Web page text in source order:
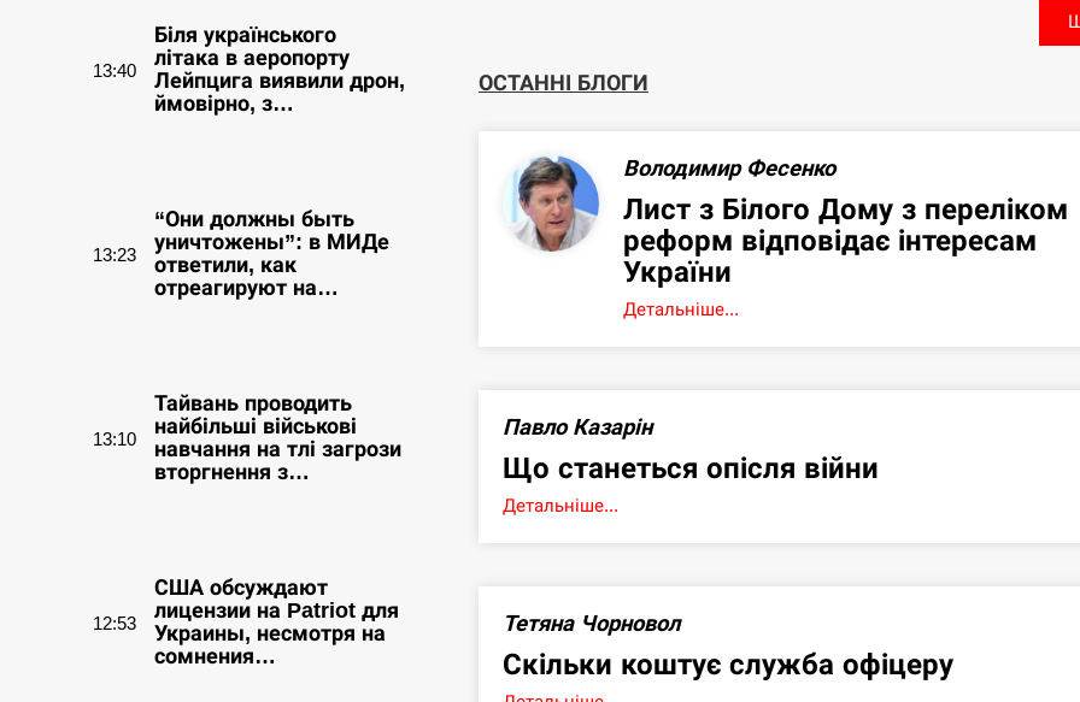
13:40
Біля українського
літака в аеропорту
Лейпцига виявили дрон,
ймовірно, з…
13:23
“Они должны быть
уничтожены”: в МИДе
ответили, как
отреагируют на…
13:10
Тайвань проводить
найбільші військові
навчання на тлі загрози
вторгнення з…
12:53
США обсуждают
лицензии на Patriot для
Украины, несмотря на
сомнения…
ОСТАННІ БЛОГИ
Володимир Фесенко
Лист з Білого Дому з переліком
реформ відповідає інтересам
України
Детальніше...
Павло Казарін
Що станеться опісля війни
Детальніше...
Тетяна Чорновол
Скільки коштує служба офіцеру